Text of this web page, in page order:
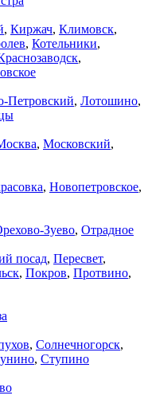
, Киржач, Климовск,
, Котельники,
,
Петровский, Лотошино,
, Московский,
, Новопетровское,
Зуево, Отрадное
посад, Пересвет,
, Покров, Протвино,
, Солнечногорск,
, Ступино